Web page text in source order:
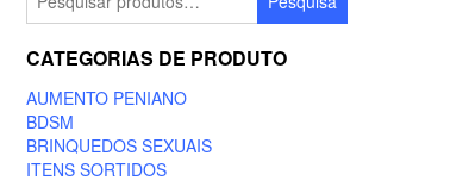
por:
CATEGORIAS DE PRODUTO
AUMENTO PENIANO
BDSM
BRINQUEDOS SEXUAIS
ITENS SORTIDOS